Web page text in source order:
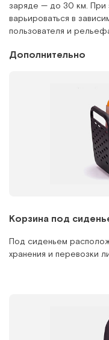
заряде — до 30 км. При
варьироваться в
пользователя и
Дополнительно
Корзина под
Под сиденьем
хранения и перевозки